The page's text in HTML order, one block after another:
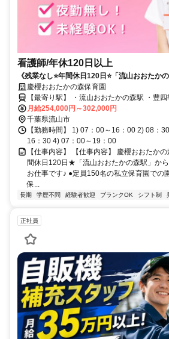
看護師/年休120日以上
《残業なし⭐年間休日120日⭐「流山おおたか
保育園でのお仕事です✨
慶櫻おおたかの森保育園
【最寄り駅】 ・流山おおたかの森駅 ・豊
ーク駅
月給254,000円～302,000円
千葉県流山市
【勤務時間】 1) 07：00～16：00 2) 08：
16：30 4) 07：00～19：00
【仕事内容】 【仕事内容】 慶櫻おおたか
間休日120日★「流山おおたかの森駅」か
お仕事です♪ ●定員150名の私立保育園での
保...
長期 学歴不問 経験者歓迎 ブランクOK シフト制
正社員